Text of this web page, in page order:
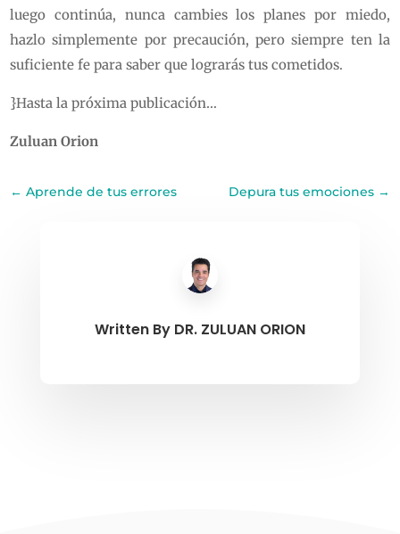
luego continúa, nunca cambies los planes por miedo,
hazlo simplemente por precaución, pero siempre ten la
suficiente fe para saber que lograrás tus cometidos.
}Hasta la próxima publicación…
Zuluan Orion
←Aprende de tus errores Depura tus emociones→
Written By DR. ZULUAN ORION